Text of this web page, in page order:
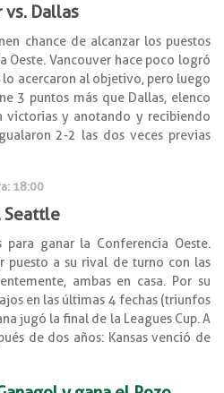
vs. Dallas
chance de alcanzar los puestos
Oeste. Vancouver hace poco logró
acercaron al objetivo, pero luego
3 puntos más que Dallas, elenco
victorias y anotando y recibiendo
2-2 las dos veces previas
18:00
Seattle
ganar la Conferencia Oeste.
puesto a su rival de turno con las
ambas en casa. Por su
en las últimas 4 fechas (triunfos
jugó la final de la Leagues Cup. A
de dos años: Kansas venció de